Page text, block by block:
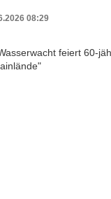
08:29